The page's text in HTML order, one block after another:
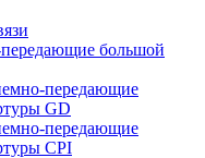
большой
передающие
GD
передающие
CPI